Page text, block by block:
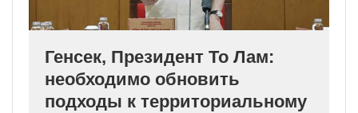
Генсек, Президент То Лам:
необходимо обновить
подходы к территориальному